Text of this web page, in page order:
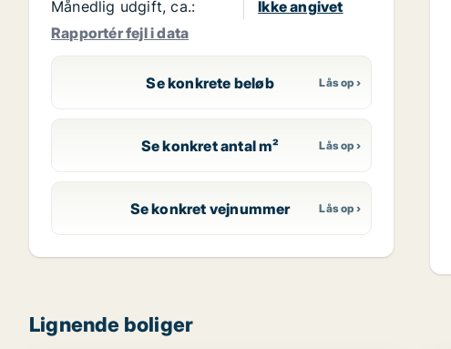
Månedlig udgift, ca.:
Ikke angivet
Rapportér fejl i data
Se konkrete beløb
Se konkret antal m²
Se konkret vejnummer
Lignende boliger